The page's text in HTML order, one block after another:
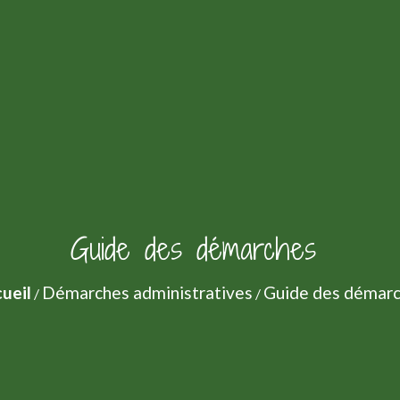
Guide des démarches
/ Démarches administratives / Guide des